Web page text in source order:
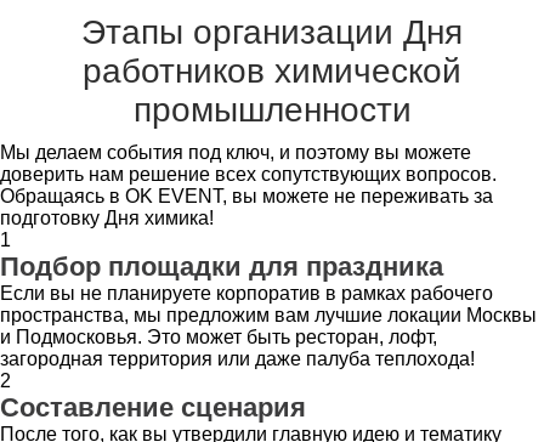
Этапы организации Дня
работников химической
промышленности
Мы делаем события под ключ, и поэтому вы можете
доверить нам решение всех сопутствующих вопросов.
Обращаясь в OK EVENT, вы можете не переживать за
подготовку Дня химика!
1
Подбор площадки для праздника
Если вы не планируете корпоратив в рамках рабочего
пространства, мы предложим вам лучшие локации Москвы
и Подмосковья. Это может быть ресторан, лофт,
загородная территория или даже палуба теплохода!
2
Составление сценария
После того, как вы утвердили главную идею и тематику